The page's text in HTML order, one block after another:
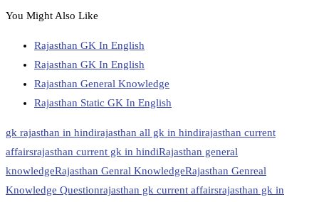
You Might Also Like
Rajasthan GK In English
Rajasthan GK In English
Rajasthan General Knowledge
Rajasthan Static GK In English
gk rajasthan in hindirajasthan all gk in hindirajasthan current
affairsrajasthan current gk in hindiRajasthan general
knowledgeRajasthan Genral KnowledgeRajasthan Genreal
Knowledge Questionrajasthan gk current affairsrajasthan gk in